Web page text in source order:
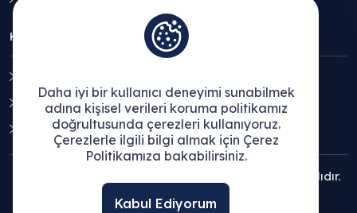
KVKK
Açık Rıza Beyanı
Çerez Politikası
© 2025 Ege Bölgesi Sanayi Odası - Tüm hakları saklıdır.
Daha iyi bir kullanıcı deneyimi sunabilmek
adına kişisel verileri koruma politikamız
doğrultusunda çerezleri kullanıyoruz.
Çerezlerle ilgili bilgi almak için Çerez
Politikamıza bakabilirsiniz.
Kabul Ediyorum